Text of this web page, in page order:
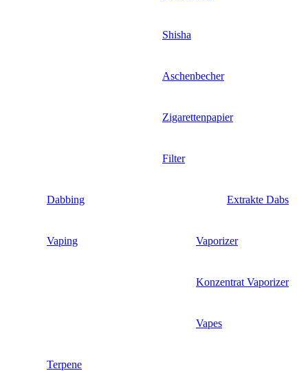
Shisha
Aschenbecher
Zigarettenpapier
Filter
Dabbing Extrakte Dabs
Vaping Vaporizer
Konzentrat Vaporizer
Vapes
Terpene